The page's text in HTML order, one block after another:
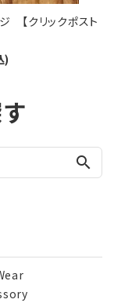
【クリックポスト
)
search